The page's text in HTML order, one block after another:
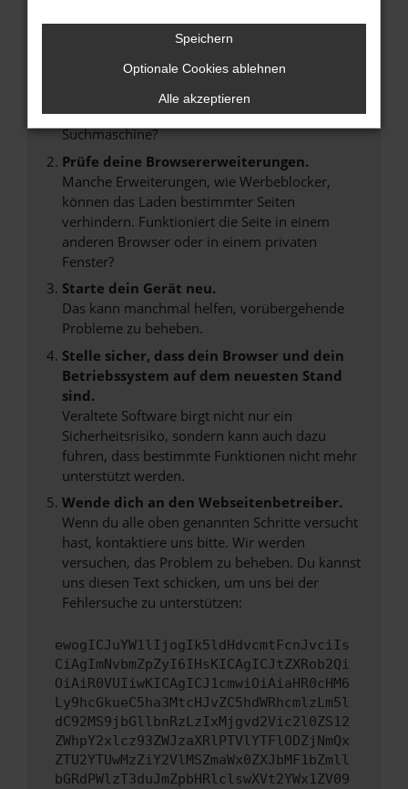
Beim Laden ist ein Fehler aufgetreten.
Hier sind ein paar Tipps, die dir helfen können:
Überprüfe deine Firewall und deine
Internetverbindung.
Laden andere Webseiten, zum Beispiel deine
Suchmaschine?
Prüfe deine Browsererweiterungen.
Manche Erweiterungen, wie Werbeblocker,
können das Laden bestimmter Seiten
verhindern. Funktioniert die Seite in einem
anderen Browser oder in einem privaten
Fenster?
Starte dein Gerät neu.
Das kann manchmal helfen, vorübergehende
Probleme zu beheben.
Stelle sicher, dass dein Browser und dein
Betriebssystem auf dem neuesten Stand
sind.
Veraltete Software birgt nicht nur ein
Sicherheitsrisiko, sondern kann auch dazu
führen, dass bestimmte Funktionen nicht mehr
unterstützt werden.
Wende dich an den Webseitenbetreiber.
Wenn du alle oben genannten Schritte versucht
hast, kontaktiere uns bitte. Wir werden
versuchen, das Problem zu beheben. Du kannst
uns diesen Text schicken, um uns bei der
Fehlersuche zu unterstützen:
ewogICJuYW1lIjogIk5ldHdvcmtFcnJvciIs
CiAgImNvbmZpZyI6IHsKICAgICJtZXRob2Qi
OiAiR0VUIiwKICAgICJ1cmwiOiAiaHR0cHM6
Ly9hcGkueC5ha3MtcHJvZC5hdWRhcmlzLm5l
dC92MS9jbGllbnRzLzIxMjgvd2Vic2l0ZS12
ZWhpY2xlcz93ZWJzaXRlPTVlYTFlODZjNmQx
ZTU2YTUwMzZiY2VlMSZmaWx0ZXJbMF1bZmll
bGRdPWlzT3duJmZpbHRlclswXVt2YWx1ZV09
Speichern
Optionale Cookies ablehnen
Alle akzeptieren